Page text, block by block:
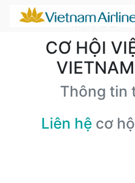
CƠ HỘI
Thông tin
Liên hệ cơ